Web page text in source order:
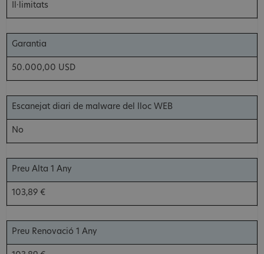
Il·limitats
Garantia
50.000,00 USD
Escanejat diari de malware del lloc WEB
No
Preu Alta 1 Any
103,89 €
Preu Renovació 1 Any